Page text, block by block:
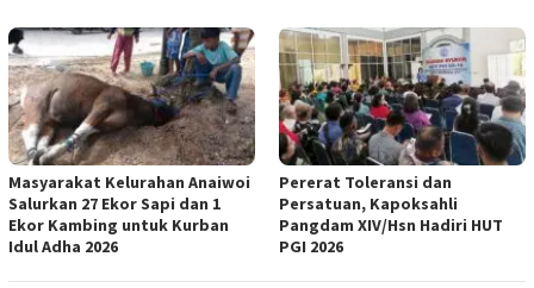
Masyarakat Kelurahan Anaiwoi
Salurkan 27 Ekor Sapi dan 1
Ekor Kambing untuk Kurban
Idul Adha 2026
Pererat Toleransi dan
Persatuan, Kapoksahli
Pangdam XIV/Hsn Hadiri HUT
PGI 2026